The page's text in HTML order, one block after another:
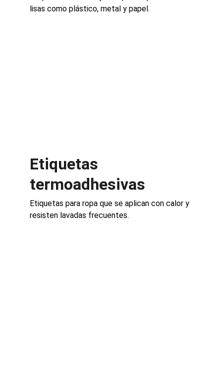
lisas como plástico, metal y papel.
Etiquetas para ropa que se aplican con calor y
resisten lavadas frecuentes.
Etiquetas
termoadhesivas